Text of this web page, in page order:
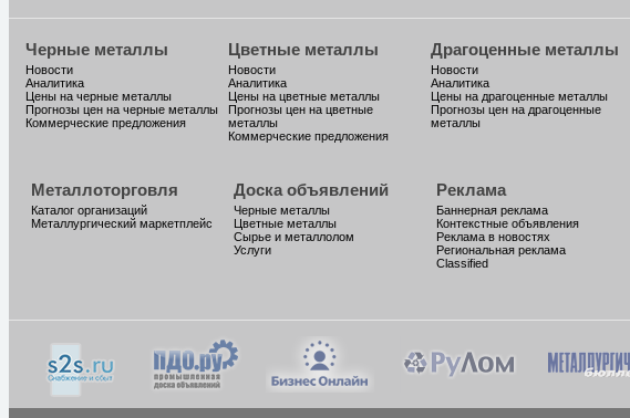
Черные металлы
Новости
Аналитика
Цены на черные металлы
Прогнозы цен на черные металлы
Коммерческие предложения
Цветные металлы
Новости
Аналитика
Цены на цветные металлы
Прогнозы цен на цветные
металлы
Коммерческие предложения
Драгоценные металлы
Новости
Аналитика
Цены на драгоценные металлы
Прогнозы цен на драгоценные
металлы
Металлоторговля
Каталог организаций
Металлургический маркетплейс
Доска объявлений
Черные металлы
Цветные металлы
Сырье и металлолом
Услуги
Реклама
Баннерная реклама
Контекстные объявления
Реклама в новостях
Региональная реклама
Classified